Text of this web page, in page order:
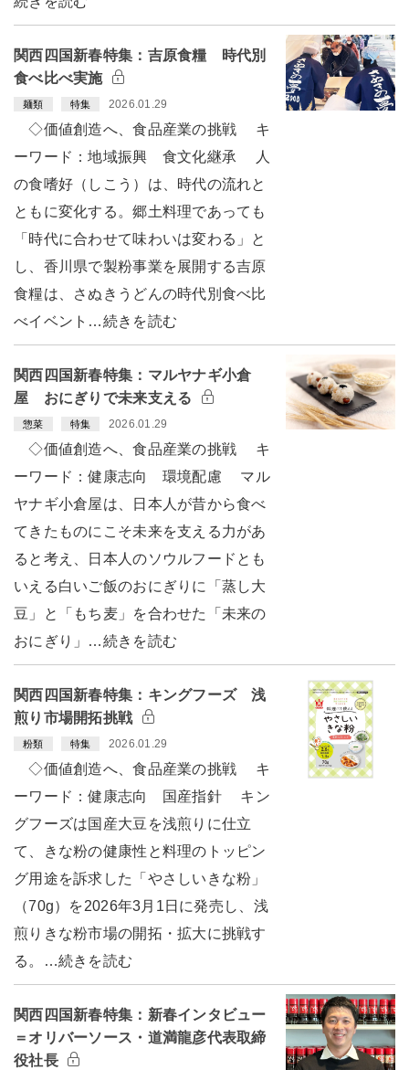
関西四国新春特集：吉原食糧 時代別
食べ比べ実施
麺類 特集 2026.01.29
◇価値創造へ、食品産業の挑戦 キ
ーワード：地域振興 食文化継承 人
の食嗜好（しこう）は、時代の流れと
ともに変化する。郷土料理であっても
「時代に合わせて味わいは変わる」と
し、香川県で製粉事業を展開する吉原
食糧は、さぬきうどんの時代別食べ比
べイベント…続きを読む
関西四国新春特集：マルヤナギ小倉
屋 おにぎりで未来支える
惣菜 特集 2026.01.29
◇価値創造へ、食品産業の挑戦 キ
ーワード：健康志向 環境配慮 マル
ヤナギ小倉屋は、日本人が昔から食べ
てきたものにこそ未来を支える力があ
ると考え、日本人のソウルフードとも
いえる白いご飯のおにぎりに「蒸し大
豆」と「もち麦」を合わせた「未来の
おにぎり」…続きを読む
関西四国新春特集：キングフーズ 浅
煎り市場開拓挑戦
粉類 特集 2026.01.29
◇価値創造へ、食品産業の挑戦 キ
ーワード：健康志向 国産指針 キン
グフーズは国産大豆を浅煎りに仕立
て、きな粉の健康性と料理のトッピン
グ用途を訴求した「やさしいきな粉」
（70g）を2026年3月1日に発売し、浅
煎りきな粉市場の開拓・拡大に挑戦す
る。…続きを読む
関西四国新春特集：新春インタビュー
＝オリバーソース・道満龍彦代表取締
役社長